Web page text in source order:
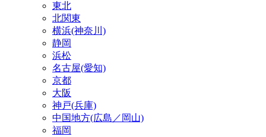
東北
北関東
横浜(神奈川)
静岡
浜松
名古屋(愛知)
京都
大阪
神戸(兵庫)
中国地方(広島／岡山)
福岡